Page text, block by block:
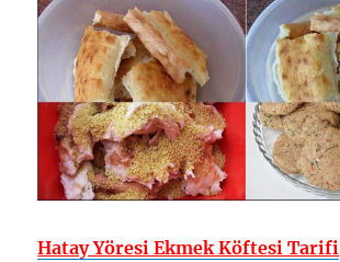
Hatay Yöresi Ekmek Köftesi Tarifi